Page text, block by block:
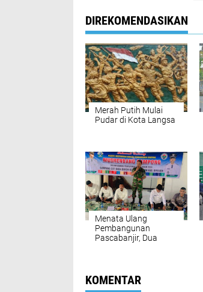
DIREKOMENDASIKAN
Merah Putih Mulai
Pudar di Kota Langsa
Menata Ulang
Pembangunan
Pascabanjir, Dua
KOMENTAR